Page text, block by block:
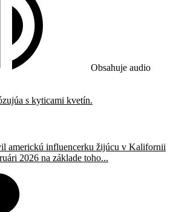
Obsahuje audio
americkú influencerku žijúcu v Kalifornii
2026 na základe toho...